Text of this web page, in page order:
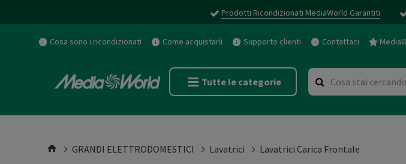
Prodotti Ricondizionati MediaWorld Garantiti
Cosa sono i ricondizionati Come acquistarli Supporto clienti Contattaci
Tutte le categorie
GRANDI ELETTRODOMESTICI Lavatrici
Lavatrici Carica Frontale